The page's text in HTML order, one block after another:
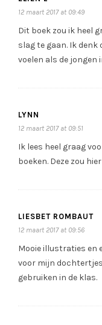
12 maart 2017 at 09:49
Dit boek zou ik heel
slag te gaan. Ik denk
voelen als de jongen
LYNN
12 maart 2017 at 09:51
Ik lees heel graag
boeken. Deze zou
LIESBET ROMBAUT
12 maart 2017 at 09:56
Mooie illustraties en
voor mijn
gebruiken in de klas.